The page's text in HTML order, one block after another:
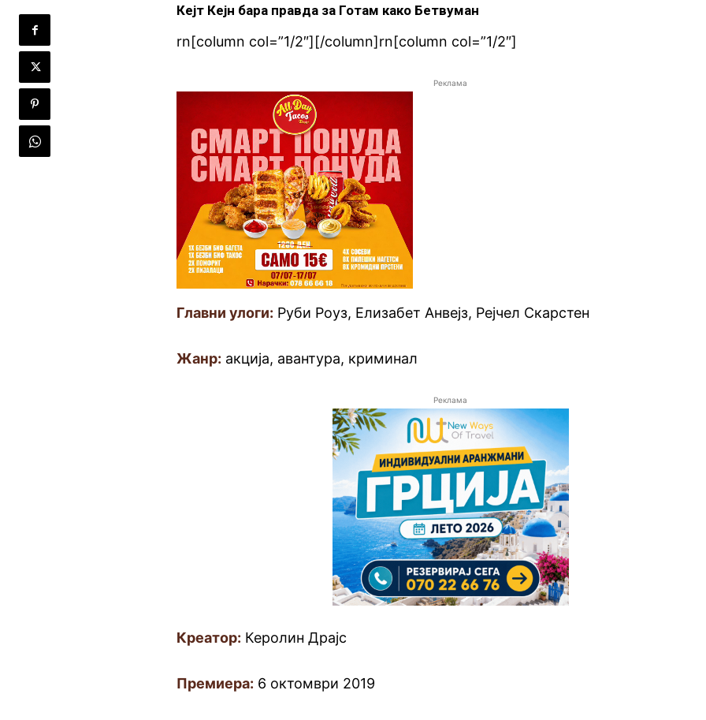
Кејт Кејн бара правда за Готам како Бетвуман
rn[column col=”1/2″][/column]rn[column col=”1/2″]
Реклама
Главни улоги: Руби Роуз, Елизабет Анвејз, Рејчел Скарстен
Жанр: акција, авантура, криминал
Реклама
Креатор: Керолин Драјс
Премиера: 6 октомври 2019